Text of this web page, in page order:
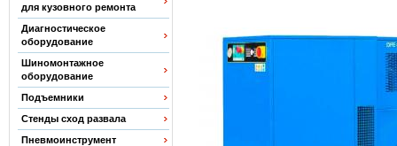
для кузовного ремонта
Диагностическое
оборудование
Шиномонтажное
оборудование
Подъемники
Стенды сход развала
Пневмоинструмент